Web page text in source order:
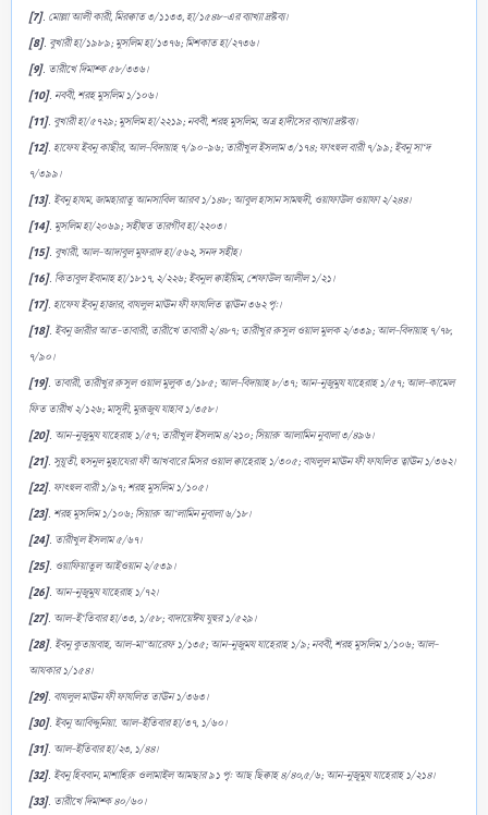
[7]. মোল্লা আলী কারী, মিরক্বাত ৩/১১৩৩, হা/১৫৪৮-এর ব্যাখ্যা দ্রষ্টব্য।
[8]. বুখারী হা/১৯৮৯; মুসলিম হা/১৩৭৬; মিশকাত হা/২৭৩৬।
[9]. তারীখে দিমাশ্ক ৫৮/৩৩৬।
[10]. নববী, শরহ মুসলিম ১/১০৬।
[11]. বুখারী হা/৫৭২৯; মুসলিম হা/২২১৯; নববী, শরহ মুসলিম, অত্র হাদীসের ব্যাখ্যা দ্রষ্টব্য।
[12]. হাফেয ইবনু কাছীর, আল-বিদায়াহ ৭/৯০-৯৬; তারীখুল ইসলাম ৩/১৭৪; ফাৎহুল বারী ৭/৯৯; ইবনু সা‘দ
৭/৩৯৯।
[13]. ইবনু হাযম, জামহারাতু আনসাবিল আরব ১/১৪৮; আবুল হাসান সামহুদী, ওয়াফাউল ওয়াফা ২/২৪৪।
[14]. মুসলিম হা/২০৬৯; সহীহুত তারগীব হা/২২০৩।
[15]. বুখারী, আল-আদাবুল মুফরাদ হা/৫৬২, সনদ সহীহ।
[16]. কিতাবুল ইবানাহ হা/১৮১৭, ২/২২৬; ইবনুল ক্বাইয়িম, শেফাউল আলীল ১/২১।
[17]. হাফেয ইবনু হাজার, বাযলুল মাঊন ফী ফাযলিত ত্বাঊন ৩৬২ পৃ:।
[18]. ইবনু জারীর আত-তাবারী, তারীখে তাবারী ২/৪৮৭; তারীখুর রুসুল ওয়াল মুলক ২/৩৩৯; আল-বিদায়াহ ৭/৭৮,
৭/৯০।
[19]. তাবারী, তারীখুর রুসুল ওয়াল মুলুক ৩/১৮৫; আল-বিদায়াহ ৮/৩৭; আন-নুজুমুয যাহেরাহ ১/৫৭; আল-কামেল
ফিত তারীখ ২/১২৬; মাসূদী, মুরূজুয যাহাব ১/৩৫৮।
[20]. আন-নুজুমুয যাহেরাহ ১/৫৭; তারীখুল ইসলাম ৪/২১০; সিয়ারু আলামিন নুবালা ৩/৪৯৬।
[21]. সুয়ূতী, হুসনুল মুহাযেরা ফী আখবারে মিসর ওয়াল ক্বাহেরাহ ১/৩০৫; বাযলুল মাঊন ফী ফাযলিত ত্বাঊন ১/৩৬২।
[22]. ফাৎহুল বারী ১/৯৭; শরহ মুসলিম ১/১০৫।
[23]. শরহ মুসলিম ১/১০৬; সিয়ারু আ‘লামিন নুবালা ৬/১৮।
[24]. তারীখুল ইসলাম ৫/৬৭।
[25]. ওয়াফিয়াতুল আইওয়ান ২/৫৩৯।
[26]. আন-নুজূমুয যাহেরাহ ১/৭২।
[27]. আল-ই‘তিবার হা/৩৩, ১/৫৮; বাদায়েঈয যুহুর ১/৫২৯।
[28]. ইবনু কুতায়বাহ, আল-মা‘আরেফ ১/১৩৫; আন-নুজুময যাহেরাহ ১/৯; নববী, শরহ মুসলিম ১/১০৬; আল-
আযকার ১/১৫৪।
[29]. বাযলুল মাঊন ফী ফাযলিত তাঊন ১/৩৬৩।
[30]. ইবনু আবিদ্দুনিয়া. আল-ইতিবার হা/৩৭, ১/৬০।
[31]. আল-ইতিবার হা/২৩, ১/৪৪।
[32]. ইবনু হিববান, মাশাহিরু ওলামাইল আমছার ৯১ পৃ: আছ ছিক্বাহ ৪/৪০,৫/৬; আন-নুজূমুয যাহেরাহ ১/২১৪।
[33]. তারীখে দিমাশ্ক ৪০/৬০।